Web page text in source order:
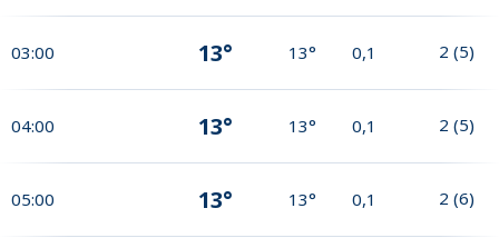
03:00 13° 13° 0,1 2 (5)
04:00 13° 13° 0,1 2 (5)
05:00 13° 13° 0,1 2 (6)